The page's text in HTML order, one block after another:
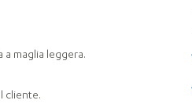
maglia leggera.
cliente.